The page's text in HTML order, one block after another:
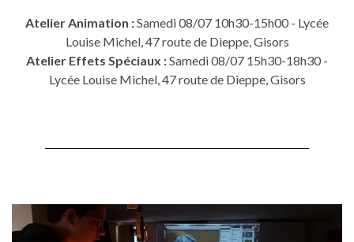
Atelier Animation :Samedi 08/07 10h30-15h00 - Lycée
Louise Michel, 47 route de Dieppe, Gisors
Atelier Effets Spéciaux :Samedi 08/07 15h30-18h30 -
Lycée Louise Michel, 47 route de Dieppe, Gisors